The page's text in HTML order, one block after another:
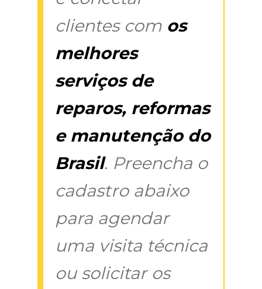
clientes com os
melhores
serviços de
reparos, reformas
e manutenção do
Brasil. Preencha o
cadastro abaixo
para agendar
uma visita técnica
ou solicitar os